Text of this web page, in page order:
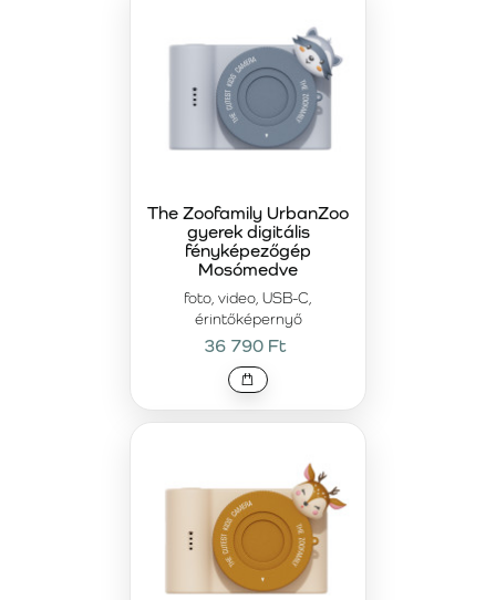
foto, video, USB-C,
érintőképernyő
The Zoofamily UrbanZoo
gyerek digitális
fényképezőgép
Mosómedve
36 790 Ft